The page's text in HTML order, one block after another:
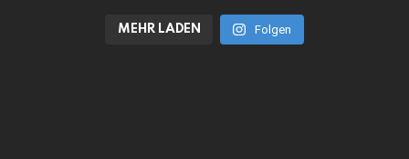
MEHR LADEN Folgen